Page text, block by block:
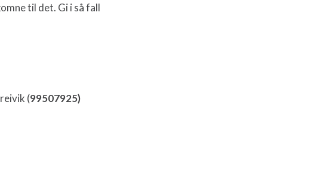
til det. Gi i så fall
(99507925)